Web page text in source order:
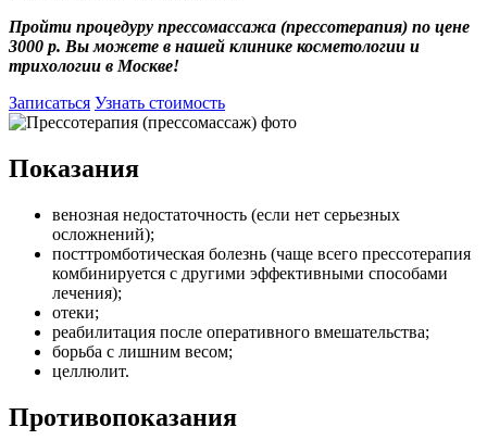
Пройти процедуру прессомассажа (прессотерапия) по цене
3000 р. Вы можете в нашей клинике косметологии и
трихологии в Москве!
Записаться Узнать стоимость
Показания
венозная недостаточность (если нет серьезных
осложнений);
посттромботическая болезнь (чаще всего прессотерапия
комбинируется с другими эффективными способами
лечения);
отеки;
реабилитация после оперативного вмешательства;
борьба с лишним весом;
целлюлит.
Противопоказания